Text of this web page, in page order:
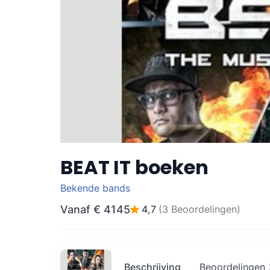
BEAT IT boeken
Bekende bands
Vanaf € 4145 4,7 (3 Beoordelingen)
Beschrijving Beoordelingen